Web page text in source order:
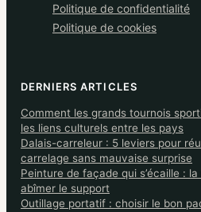
Politique de confidentialité
Politique de cookies
DERNIERS ARTICLES
Comment les grands tournois
les liens culturels entre les pays
Dalais-carreleur : 5 leviers pour
carrelage sans mauvaise surprise
Peinture de façade qui s’écaille :
abîmer le support
Outillage portatif : choisir le bon